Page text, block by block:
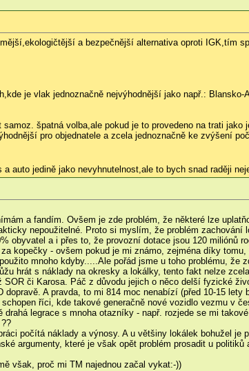
a bezpečnější alternativa oproti IGK,tím
je vlak jednoznačně nejvýhodnější jako např.: Blansko-
špatná volba,ale pokud je to provedeno na trati jako
pro objednatele a zcela jednoznačně ke zvýšení
a auto jedině jako nevyhnutelnost,ale to bych snad raději
a fandím. Ovšem je zde problém, že některé lze
nepoužitelné. Proto si myslím, že problém
obyvatel a i přes to, že provozní dotace jsou 120 miliónů
kopečky - ovšem pokud je mi známo, zejména díky
mnoho kdyby.....Ale pořád jsme u toho problému,
hrát s náklady na okresky a lokálky, tento fakt nelze
či Karosa. Páč z důvodu jejich o něco delší fyzické
A pravda, to mi 814 moc nenabízí (před 10-15 lety
říci, kde takové generačně nové vozidlo vezmu v
legrace s mnoha otazníky - např. rozjede se mi
počítá náklady a výnosy. A u většiny lokálek bohužel je
argumenty, které je však opět problém prosadit u
však, proč mi TM najednou začal vykat:-))